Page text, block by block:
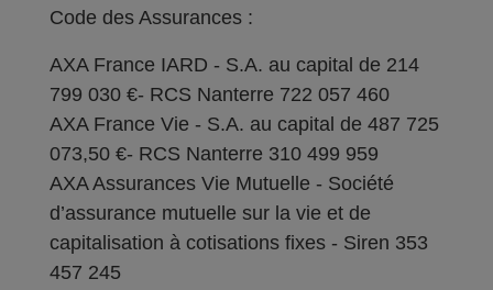
Code des Assurances :
AXA France IARD - S.A. au capital de 214
799 030 €- RCS Nanterre 722 057 460
AXA France Vie - S.A. au capital de 487 725
073,50 €- RCS Nanterre 310 499 959
AXA Assurances Vie Mutuelle - Société
d’assurance mutuelle sur la vie et de
capitalisation à cotisations fixes - Siren 353
457 245